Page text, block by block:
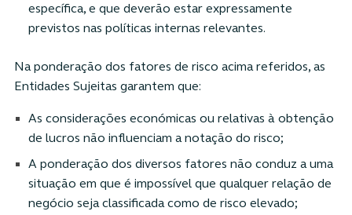
específica, e que deverão estar expressamente
previstos nas políticas internas relevantes.
Na ponderação dos fatores de risco acima referidos, as
Entidades Sujeitas garantem que:
As considerações económicas ou relativas à obtenção
de lucros não influenciam a notação do risco;
A ponderação dos diversos fatores não conduz a uma
situação em que é impossível que qualquer relação de
negócio seja classificada como de risco elevado;